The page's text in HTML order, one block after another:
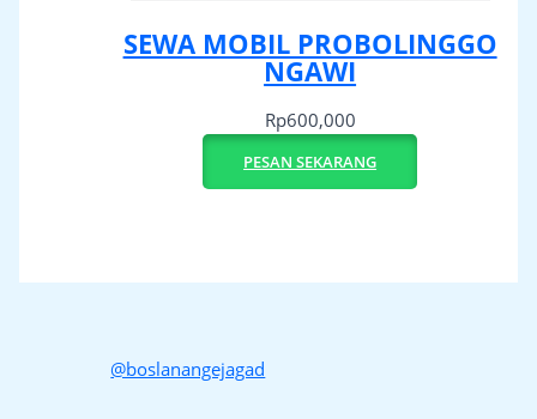
SEWA MOBIL PROBOLINGGO
NGAWI
Rp600,000
PESAN SEKARANG
@boslanangejagad